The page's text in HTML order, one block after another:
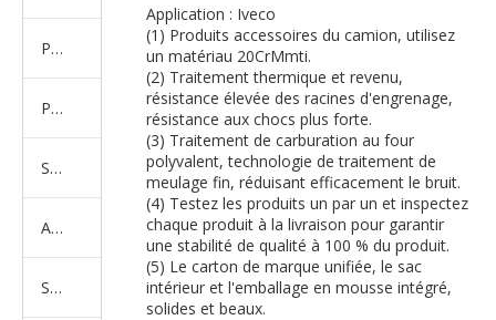
Produits d'essieux
Produits de support de châssis
Série de suspension équilibrée
Amortisseur Série
Système de direction
Application : Iveco
(1) Produits accessoires du camion, utilisez
un matériau 20CrMmti.
(2) Traitement thermique et revenu,
résistance élevée des racines d'engrenage,
résistance aux chocs plus forte.
(3) Traitement de carburation au four
polyvalent, technologie de traitement de
meulage fin, réduisant efficacement le bruit.
(4) Testez les produits un par un et inspectez
chaque produit à la livraison pour garantir
une stabilité de qualité à 100 % du produit.
(5) Le carton de marque unifiée, le sac
intérieur et l'emballage en mousse intégré,
solides et beaux.